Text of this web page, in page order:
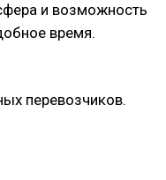
и возможность
время.
перевозчиков.